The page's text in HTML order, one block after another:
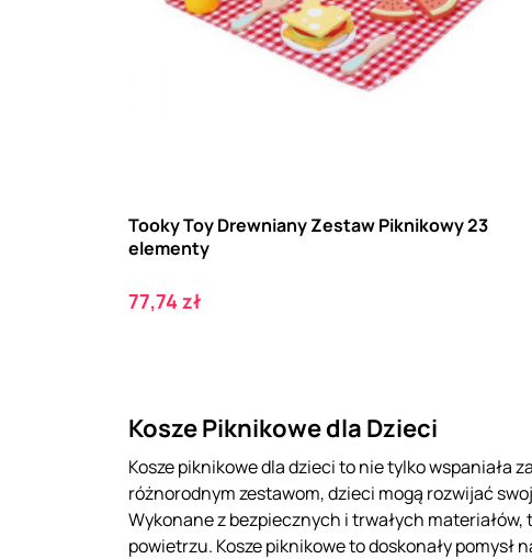
Tooky Toy Drewniany Zestaw Piknikowy 23
elementy
Cena
77,74 zł
Kosze Piknikowe dla Dzieci
Kosze piknikowe dla dzieci to nie tylko wspaniała
różnorodnym zestawom, dzieci mogą rozwijać
Wykonane z bezpiecznych i trwałych materiałów,
powietrzu. Kosze piknikowe to doskonały pomysł